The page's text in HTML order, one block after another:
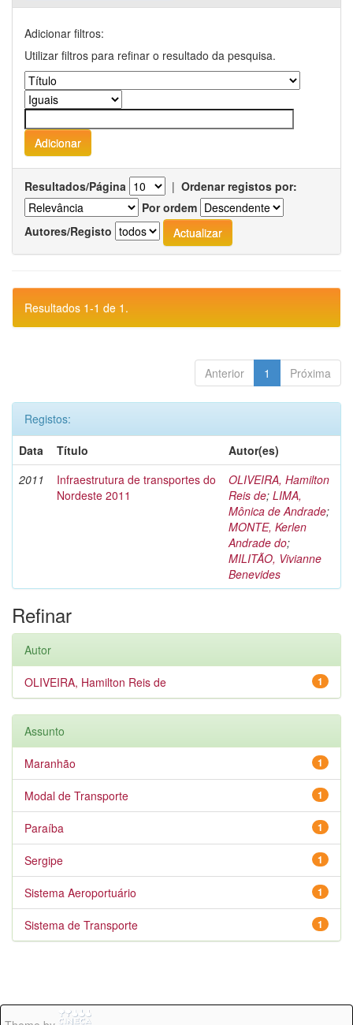
Adicionar filtros:
Utilizar filtros para refinar o resultado da pesquisa.
Resultados/Página | Ordenar registos por:
Por ordem
Autores/Registo
Resultados 1-1 de 1.
Anterior 1 Próxima
Registos:
Data
Título
Autor(es)
2011
Infraestrutura de transportes do
Nordeste 2011
OLIVEIRA, Hamilton
Reis de; LIMA,
Mônica de Andrade;
MONTE, Kerlen
Andrade do;
MILITÃO, Vivianne
Benevides
Refinar
Autor
1
OLIVEIRA, Hamilton Reis de
Assunto
1
Maranhão
1
Modal de Transporte
1
Paraíba
1
Sergipe
1
Sistema Aeroportuário
1
Sistema de Transporte